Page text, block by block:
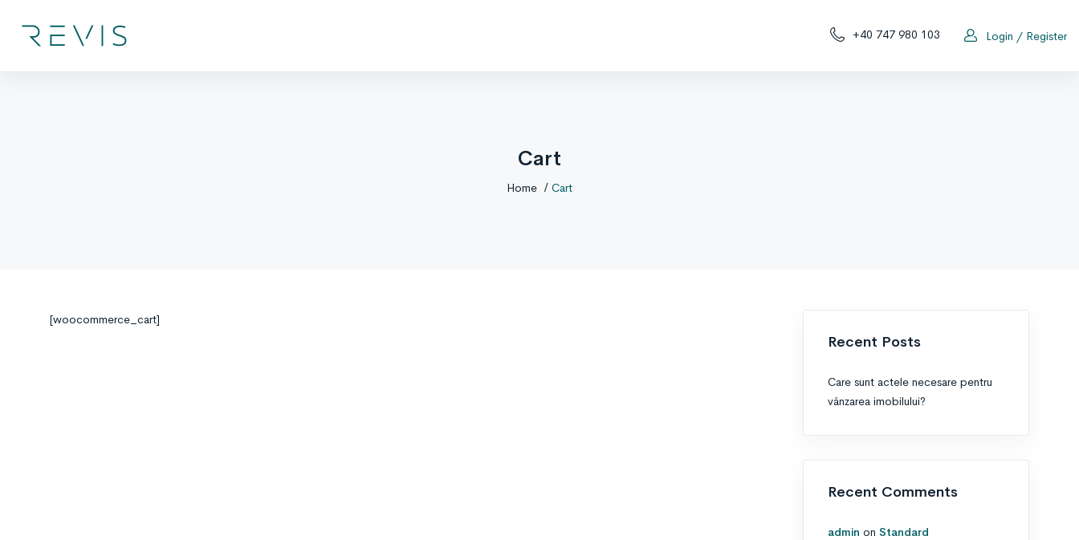
+40 747 980 103 Login / Register
Cart
Home Cart
[woocommerce_cart]
Recent Posts
Care sunt actele necesare pentru
vânzarea imobilului?
Recent Comments
admin on Standard